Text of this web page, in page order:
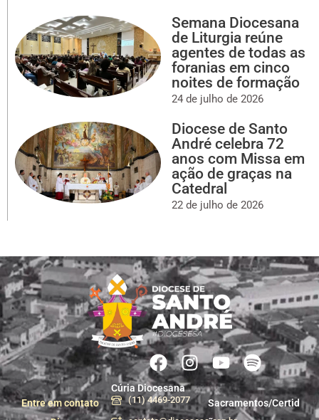
Semana Diocesana
de Liturgia reúne
agentes de todas as
foranias em cinco
noites de formação
24 de julho de 2026
Diocese de Santo
André celebra 72
anos com Missa em
ação de graças na
Catedral
22 de julho de 2026
Entre em contato
Cúria Diocesana
(11) 4469-2077
Sacramentos/Certid